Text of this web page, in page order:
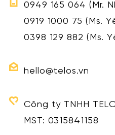
0949 165 064 (Mr.
0919 1000 75 (Ms.
0398 129 882 (Ms.
hello@telos.vn
Công ty TNHH
MST: 0315841158